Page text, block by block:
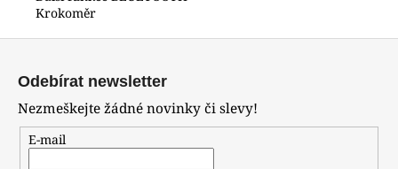
Krokoměr
Odebírat newsletter
Nezmeškejte žádné novinky či slevy!
E-mail